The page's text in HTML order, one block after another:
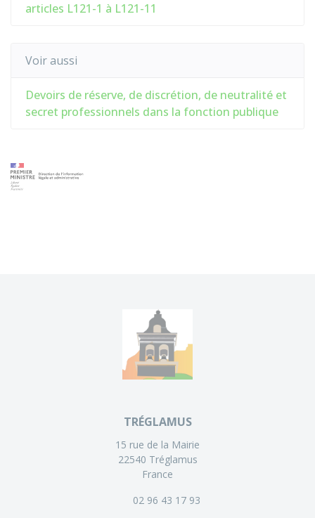
articles L121-1 à L121-11
Voir aussi
Devoirs de réserve, de discrétion, de neutralité et
secret professionnels dans la fonction publique
TRÉGLAMUS
15 rue de la Mairie
22540 Tréglamus
France
02 96 43 17 93